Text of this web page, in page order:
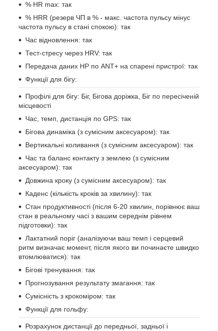
% HR max: так
% HRR (резерв ЧП в % - макс. частота пульсу мінус
частота пульсу в стані спокою): так
Час відновлення: так
Тест-стресу через HRV: так
Передача даних HP по ANT+ на спарені пристрої: так
Функції для бігу:
Профілі для бігу: Біг, Бігова доріжка, Біг по пересіченій
місцевості
Час, темп, дистанція по GPS: так
Бігова динаміка (з сумісним аксесуаром): так
Вертикальні коливання (з сумісним аксесуаром): так
Час та баланс контакту з землею (з сумісним
аксесуаром): так
Довжина кроку (з сумісним аксесуаром): так
Каденс (кількість кроків за хвилину): так
Стан продуктивності (після 6-20 хвилин, порівнює ваш
стан в реальному часі з вашим середнім рівнем
підготовки): так
Лактатний поріг (аналізуючи ваш темп і серцевий
ритм визначає момент, після якого ви починаєте швидко
втомлюватися): так
Бігові тренування: так
Прогнозування результату змагання: так
Сумісність з крокоміром: так
Функції для гольфу:
Розрахунок дистанції до передньої, задньої і